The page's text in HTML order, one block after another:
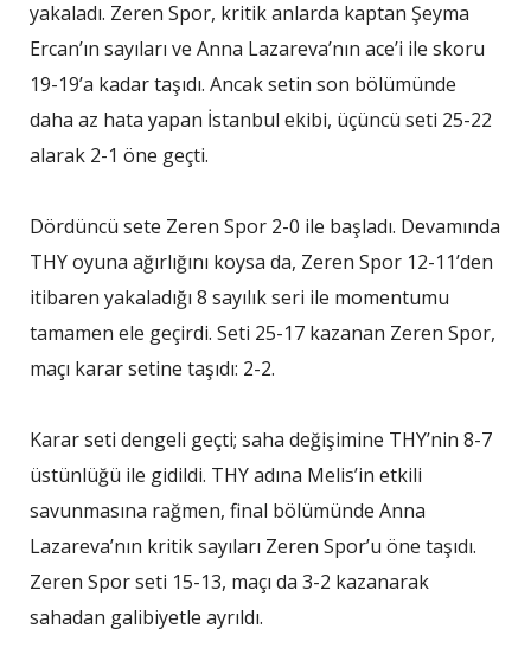
yakaladı. Zeren Spor, kritik anlarda kaptan Şeyma
Ercan’ın sayıları ve Anna Lazareva’nın ace’i ile skoru
19-19’a kadar taşıdı. Ancak setin son bölümünde
daha az hata yapan İstanbul ekibi, üçüncü seti 25-22
alarak 2-1 öne geçti.
Dördüncü sete Zeren Spor 2-0 ile başladı. Devamında
THY oyuna ağırlığını koysa da, Zeren Spor 12-11’den
itibaren yakaladığı 8 sayılık seri ile momentumu
tamamen ele geçirdi. Seti 25-17 kazanan Zeren Spor,
maçı karar setine taşıdı: 2-2.
Karar seti dengeli geçti; saha değişimine THY’nin 8-7
üstünlüğü ile gidildi. THY adına Melis’in etkili
savunmasına rağmen, final bölümünde Anna
Lazareva’nın kritik sayıları Zeren Spor’u öne taşıdı.
Zeren Spor seti 15-13, maçı da 3-2 kazanarak
sahadan galibiyetle ayrıldı.